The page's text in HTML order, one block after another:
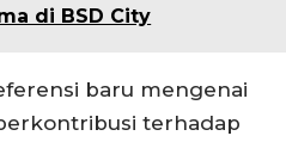
di BSD City
baru mengenai
terhadap